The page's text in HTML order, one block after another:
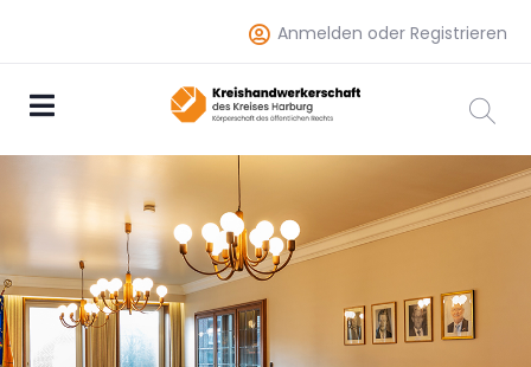
Anmelden oder Registrieren